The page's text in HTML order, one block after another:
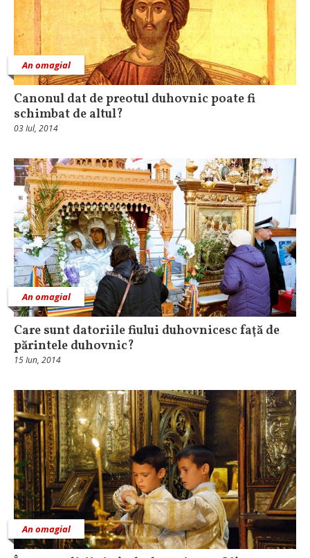
An omagial
Canonul dat de preotul duhovnic poate fi
schimbat de altul?
03 Iul, 2014
An omagial
Care sunt datoriile fiului duhovnicesc faţă de
părintele duhovnic?
15 Iun, 2014
An omagial